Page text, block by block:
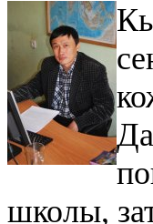
школы,